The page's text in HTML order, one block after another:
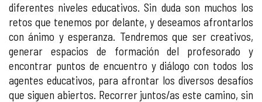
diferentes niveles educativos. Sin duda son muchos los
retos que tenemos por delante, y deseamos afrontarlos
con ánimo y esperanza. Tendremos que ser creativos,
generar espacios de formación del profesorado y
encontrar puntos de encuentro y diálogo con todos los
agentes educativos, para afrontar los diversos desafíos
que siguen abiertos. Recorrer juntos/as este camino, sin